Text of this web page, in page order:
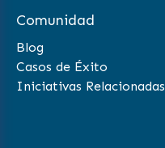
Comunidad
Blog
Casos de Éxito
Iniciativas Relacionadas